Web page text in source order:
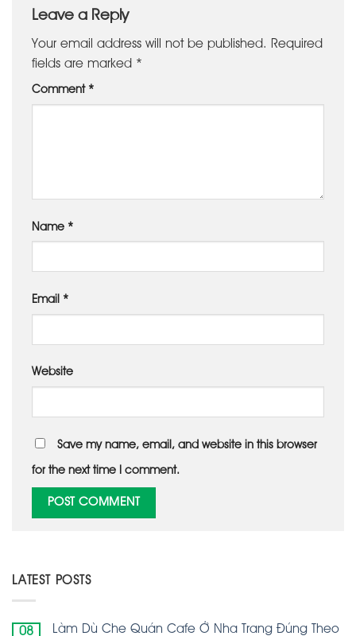
Leave a Reply
Your email address will not be published.
Required
fields are marked
*
Comment *
Name *
Email *
Website
Save my name, email, and website in this browser
for the next time I comment.
LATEST POSTS
08
Làm Dù Che Quán Cafe Ở Nha Trang Đúng Theo